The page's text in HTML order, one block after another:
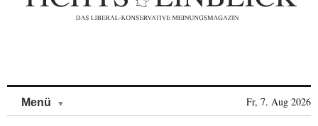
Menü Fr, 7. Aug 2026